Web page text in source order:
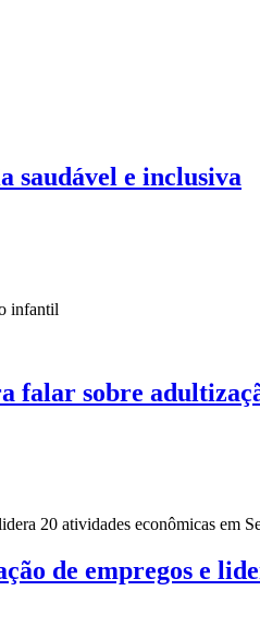
saudável e inclusiva
falar sobre
de empregos e